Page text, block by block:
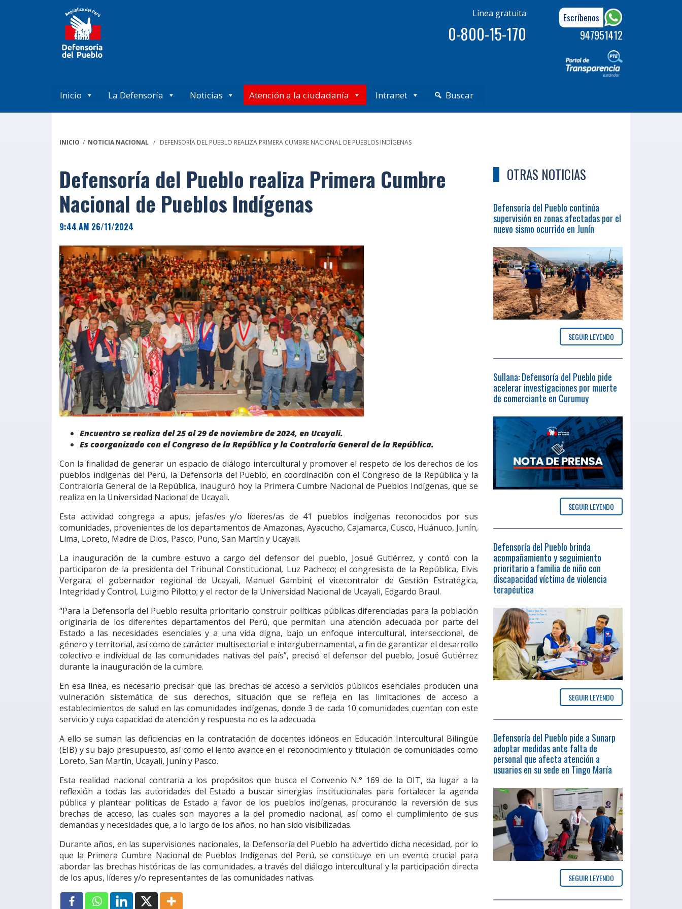
Línea gratuita
0-800-15-170
Escríbenos
947951412
Inicio La Defensoría Noticias Atención a la ciudadanía Intranet Buscar
INICIO / NOTICIA NACIONAL / DEFENSORÍA DEL PUEBLO REALIZA PRIMERA CUMBRE NACIONAL DE PUEBLOS INDÍGENAS
Defensoría del Pueblo realiza Primera Cumbre
Nacional de Pueblos Indígenas
9:44 AM 26/11/2024
Encuentro se realiza del 25 al 29 de noviembre de 2024, en Ucayali.
Es coorganizado con el Congreso de la República y la Contraloría General de la República.
Con la finalidad de generar un espacio de diálogo intercultural y promover el respeto de los derechos de los
pueblos indígenas del Perú, la Defensoría del Pueblo, en coordinación con el Congreso de la República y la
Contraloría General de la República, inauguró hoy la Primera Cumbre Nacional de Pueblos Indígenas, que se
realiza en la Universidad Nacional de Ucayali.
Esta actividad congrega a apus, jefas/es y/o líderes/as de 41 pueblos indígenas reconocidos por sus
comunidades, provenientes de los departamentos de Amazonas, Ayacucho, Cajamarca, Cusco, Huánuco, Junín,
Lima, Loreto, Madre de Dios, Pasco, Puno, San Martín y Ucayali.
La inauguración de la cumbre estuvo a cargo del defensor del pueblo, Josué Gutiérrez, y contó con la
participaron de la presidenta del Tribunal Constitucional, Luz Pacheco; el congresista de la República, Elvis
Vergara; el gobernador regional de Ucayali, Manuel Gambini; el vicecontralor de Gestión Estratégica,
Integridad y Control, Luigino Pilotto; y el rector de la Universidad Nacional de Ucayali, Edgardo Braul.
“Para la Defensoría del Pueblo resulta prioritario construir políticas públicas diferenciadas para la población
originaria de los diferentes departamentos del Perú, que permitan una atención adecuada por parte del
Estado a las necesidades esenciales y a una vida digna, bajo un enfoque intercultural, interseccional, de
género y territorial, así como de carácter multisectorial e intergubernamental, a fin de garantizar el desarrollo
colectivo e individual de las comunidades nativas del país”, precisó el defensor del pueblo, Josué Gutiérrez
durante la inauguración de la cumbre.
En esa línea, es necesario precisar que las brechas de acceso a servicios públicos esenciales producen una
vulneración sistemática de sus derechos, situación que se refleja en las limitaciones de acceso a
establecimientos de salud en las comunidades indígenas, donde 3 de cada 10 comunidades cuentan con este
servicio y cuya capacidad de atención y respuesta no es la adecuada.
A ello se suman las deficiencias en la contratación de docentes idóneos en Educación Intercultural Bilingüe
(EIB) y su bajo presupuesto, así como el lento avance en el reconocimiento y titulación de comunidades como
Loreto, San Martín, Ucayali, Junín y Pasco.
Esta realidad nacional contraria a los propósitos que busca el Convenio N.° 169 de la OIT, da lugar a la
reflexión a todas las autoridades del Estado a buscar sinergias institucionales para fortalecer la agenda
pública y plantear políticas de Estado a favor de los pueblos indígenas, procurando la reversión de sus
brechas de acceso, las cuales son mayores a la del promedio nacional, así como el cumplimiento de sus
demandas y necesidades que, a lo largo de los años, no han sido visibilizadas.
Durante años, en las supervisiones nacionales, la Defensoría del Pueblo ha advertido dicha necesidad, por lo
que la Primera Cumbre Nacional de Pueblos Indígenas del Perú, se constituye en un evento crucial para
abordar las brechas históricas de las comunidades, a través del diálogo intercultural y la participación directa
de los apus, líderes y/o representantes de las comunidades nativas.
OTRAS NOTICIAS
Defensoría del Pueblo continúa
supervisión en zonas afectadas por el
nuevo sismo ocurrido en Junín
SEGUIR LEYENDO
Sullana: Defensoría del Pueblo pide
acelerar investigaciones por muerte
de comerciante en Curumuy
SEGUIR LEYENDO
Defensoría del Pueblo brinda
acompañamiento y seguimiento
prioritario a familia de niño con
discapacidad víctima de violencia
terapéutica
SEGUIR LEYENDO
Defensoría del Pueblo pide a Sunarp
adoptar medidas ante falta de
personal que afecta atención a
usuarios en su sede en Tingo María
SEGUIR LEYENDO